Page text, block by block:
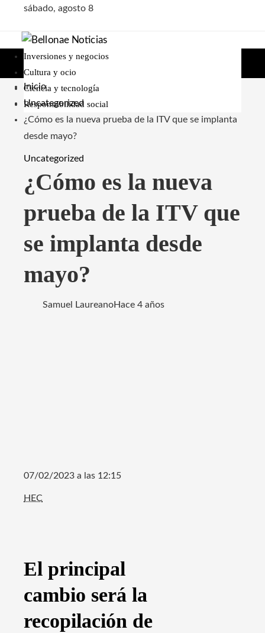
sábado, agosto 8
Inversiones y negocios
Cultura y ocio
Ciencia y tecnología
Responsabilidad social
Inicio
Uncategorized
¿Cómo es la nueva prueba de la ITV que se implanta
desde mayo?
Uncategorized
¿Cómo es la nueva
prueba de la ITV que
se implanta desde
mayo?
Samuel LaureanoHace 4 años
07/02/2023 a las 12:15
HEC
El principal
cambio será la
recopilación de